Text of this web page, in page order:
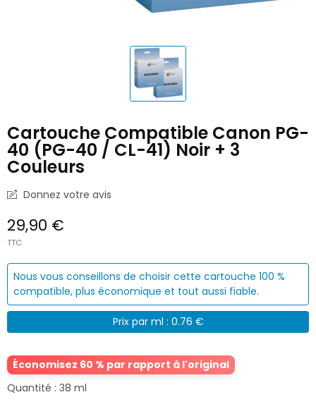
Cartouche Compatible Canon PG-
40 (PG-40 / CL-41) Noir + 3
Couleurs
Donnez votre avis
29,90 €
TTC
Nous vous conseillons de choisir cette cartouche 100 %
compatible, plus économique et tout aussi fiable.
Prix par ml : 0.76 €
Économisez 60 % par rapport à l'original
Quantité : 38 ml